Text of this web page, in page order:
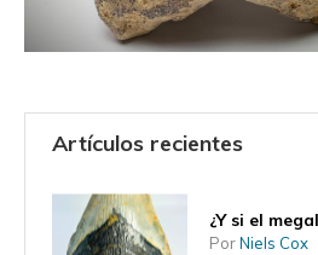
Artículos recientes
¿Y si el
PorNiels Cox